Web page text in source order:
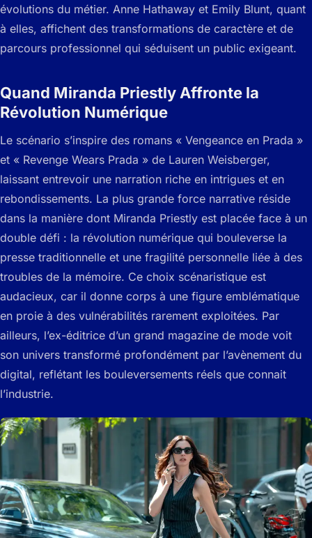
évolutions du métier. Anne Hathaway et Emily Blunt, quant
à elles, affichent des transformations de caractère et de
parcours professionnel qui séduisent un public exigeant.
Quand Miranda Priestly Affronte la
Révolution Numérique
Le scénario s’inspire des romans « Vengeance en Prada »
et « Revenge Wears Prada » de Lauren Weisberger,
laissant entrevoir une narration riche en intrigues et en
rebondissements. La plus grande force narrative réside
dans la manière dont Miranda Priestly est placée face à un
double défi : la révolution numérique qui bouleverse la
presse traditionnelle et une fragilité personnelle liée à des
troubles de la mémoire. Ce choix scénaristique est
audacieux, car il donne corps à une figure emblématique
en proie à des vulnérabilités rarement exploitées. Par
ailleurs, l’ex-éditrice d’un grand magazine de mode voit
son univers transformé profondément par l’avènement du
digital, reflétant les bouleversements réels que connait
l’industrie.